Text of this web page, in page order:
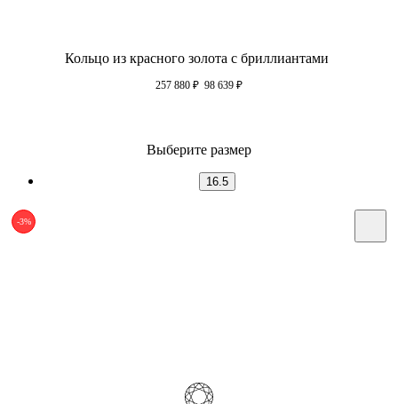
Кольцо из красного золота с бриллиантами
257 880 ₽ 98 639 ₽
Выберите размер
16.5
-3%